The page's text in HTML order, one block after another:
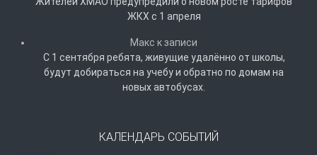
ЖКХ с 1 апреля
Макс к записи
С 1 сентября ребята, живущие удалённо от школы,
будут добираться на учебу и обратно по домам на
новых автобусах.
КАЛЕНДАРЬ СОБЫТИЙ